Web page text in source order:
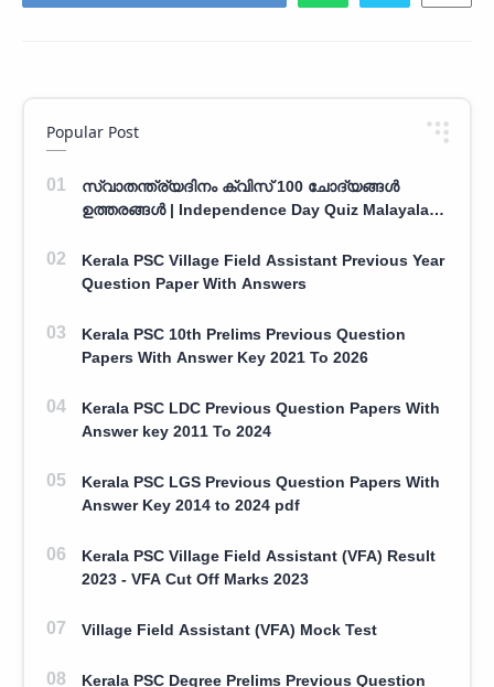
Popular Post
സ്വാതന്ത്ര്യദിനം ക്വിസ് 100 ചോദ്യങ്ങൾ
ഉത്തരങ്ങൾ | Independence Day Quiz Malayalam
Kerala PSC Village Field Assistant Previous Year
Question Paper With Answers
Kerala PSC 10th Prelims Previous Question
Papers With Answer Key 2021 To 2026
Kerala PSC LDC Previous Question Papers With
Answer key 2011 To 2024
Kerala PSC LGS Previous Question Papers With
Answer Key 2014 to 2024 pdf
Kerala PSC Village Field Assistant (VFA) Result
2023 - VFA Cut Off Marks 2023
Village Field Assistant (VFA) Mock Test
Kerala PSC Degree Prelims Previous Question